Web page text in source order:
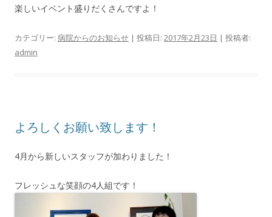
楽しいイベント盛りだくさんですよ！
カテゴリー: 病院からのお知らせ | 投稿日: 2017年2月23日 | 投稿者:
admin
よろしくお願い致します！
4月から新しいスタッフが加わりました！
フレッシュな笑顔の4人組です！